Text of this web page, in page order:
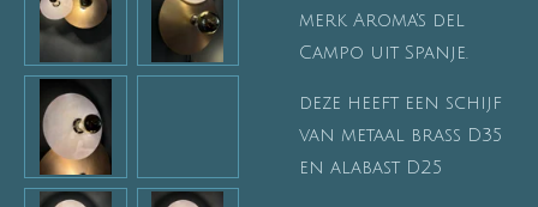
merk Aroma's del
Campo uit Spanje.
deze heeft een schijf
van metaal brass D35
en alabast D25